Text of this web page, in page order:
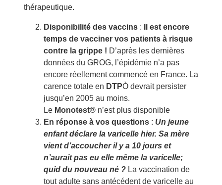
thérapeutique.
Disponibilité des vaccins :
Il est encore
temps de vacciner vos patients à risque
contre la grippe ! D’après les dernières
données du GROG, l’épidémie n’a pas
encore réellement commencé en France. La
carence totale en DTPÒ devrait persister
jusqu’en 2005 au moins.
Le Monotest® n’est plus disponible
En réponse à vos questions : Un jeune
enfant déclare la varicelle hier. Sa mère
vient d’accoucher il y a 10 jours et
n’aurait pas eu elle même la varicelle;
quid du nouveau né ? La vaccination de
tout adulte sans antécédent de varicelle au